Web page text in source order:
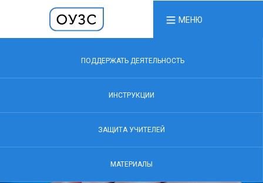
МЕНЮ
ПОДДЕРЖАТЬ ДЕЯТЕЛЬНОСТЬ
ИНСТРУКЦИИ
ЗАЩИТА УЧИТЕЛЕЙ
МАТЕРИАЛЫ